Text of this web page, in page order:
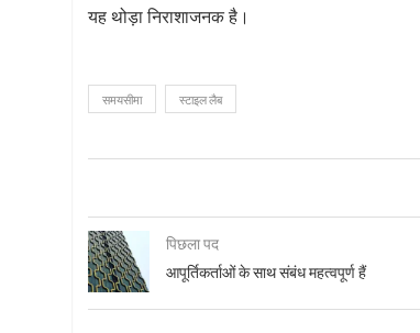
यह थोड़ा निराशाजनक है।
समयसीमा स्टाइल लैब
पिछला पद
आपूर्तिकर्ताओं के साथ संबंध महत्वपूर्ण हैं